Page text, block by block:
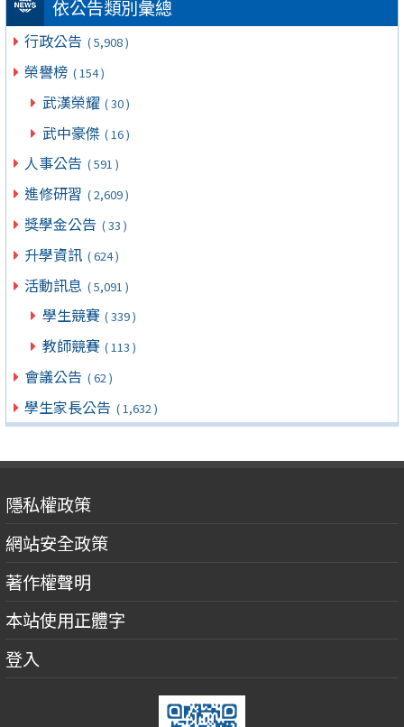
依公告類別彙總
行政公告 ( 5,908 )
榮譽榜 ( 154 )
武漢榮耀 ( 30 )
武中豪傑 ( 16 )
人事公告 ( 591 )
進修研習 ( 2,609 )
獎學金公告 ( 33 )
升學資訊 ( 624 )
活動訊息 ( 5,091 )
學生競賽 ( 339 )
教師競賽 ( 113 )
會議公告 ( 62 )
學生家長公告 ( 1,632 )
隱私權政策
網站安全政策
著作權聲明
本站使用正體字
登入